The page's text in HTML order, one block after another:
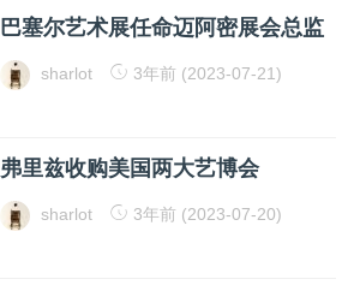
巴塞尔艺术展任命迈阿密展会总监
sharlot 3年前 (2023-07-21)
弗里兹收购美国两大艺博会
sharlot 3年前 (2023-07-20)